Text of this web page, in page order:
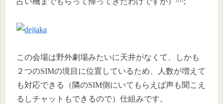
この会場は野外劇場みたいに天井がなくて、しかも
２つのSIMの境目に位置しているため、人数が増えて
も対応できる（隣のSIM側にいてもらえば声も聞こえ
るしチャットもできるので）仕組みです。